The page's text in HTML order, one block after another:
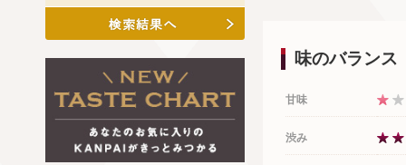
味のバランス
甘味
渋み